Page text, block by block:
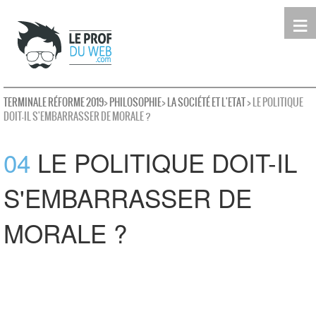
≡
leProfDuWeb
Seconde
Première
Terminale
Rechercher
TERMINALE RÉFORME 2019>PHILOSOPHIE>LA SOCIÉTÉ ET L'ETAT> LE POLITIQUE
DOIT-IL S'EMBARRASSER DE MORALE ?
04 LE POLITIQUE DOIT-IL
S'EMBARRASSER DE
MORALE ?